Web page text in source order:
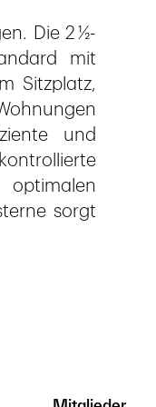
Die 2 ½-
mit
Sitzplatz,
und
sorgt